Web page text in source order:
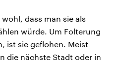
dass man sie als
würde. Um Folterung
ist sie geflohen. Meist
die nächste Stadt oder in